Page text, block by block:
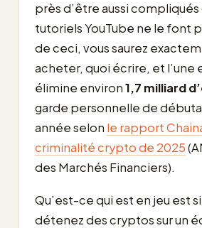
près d’être aussi compliqués
tutoriels YouTube ne le font
de ceci, vous saurez
acheter, quoi écrire, et l’une
élimine environ1,7 milliard
garde personnelle de
année selon le rapport
criminalité crypto de 2025
des Marchés Financiers).
Qu’est-ce qui est en jeu est
détenez des cryptos sur un